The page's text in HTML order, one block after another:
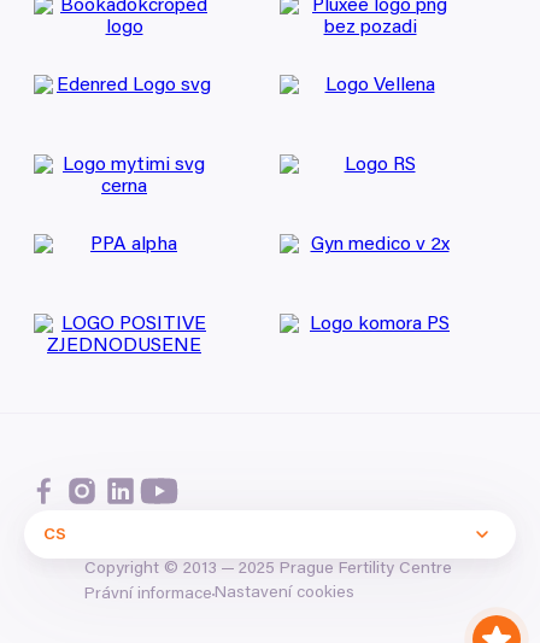
Copyright © 2013 — 2025 Prague Fertility Centre
Právní informaceNastavení cookies
CS